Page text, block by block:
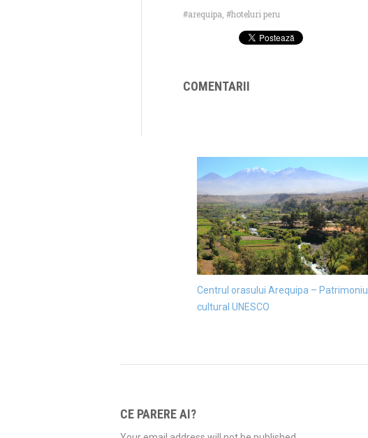
arequipa, hoteluri peru
COMENTARII
Centrul orasului Arequipa – Patrimoniu
cultural UNESCO
CE PARERE AI?